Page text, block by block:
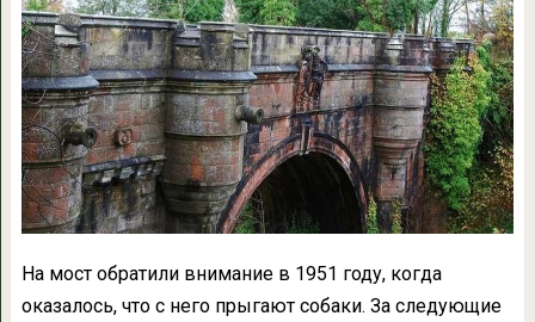
На мост обратили внимание в 1951 году, когда
оказалось, что с него прыгают собаки. За следующие